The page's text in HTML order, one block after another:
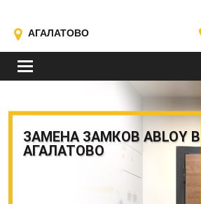
АГАЛАТОВО
МЕНЮ
ЗАМЕНА ЗАМКОВ ABLOY В
АГАЛАТОВО